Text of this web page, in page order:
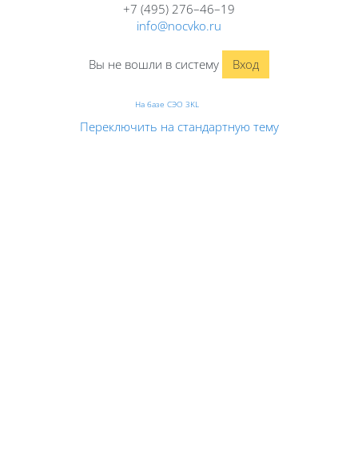
+7 (495) 276–46–19
info@nocvko.ru
Вы не вошли в систему Вход
На базе СЭО 3KL
Переключить на стандартную тему